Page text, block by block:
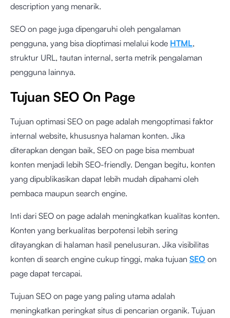
description yang menarik.
SEO on page juga dipengaruhi oleh pengalaman
pengguna, yang bisa dioptimasi melalui kode HTML,
struktur URL, tautan internal, serta metrik pengalaman
pengguna lainnya.
Tujuan SEO On Page
Tujuan optimasi SEO on page adalah mengoptimasi faktor
internal website, khususnya halaman konten. Jika
diterapkan dengan baik, SEO on page bisa membuat
konten menjadi lebih SEO-friendly. Dengan begitu, konten
yang dipublikasikan dapat lebih mudah dipahami oleh
pembaca maupun search engine.
Inti dari SEO on page adalah meningkatkan kualitas konten.
Konten yang berkualitas berpotensi lebih sering
ditayangkan di halaman hasil penelusuran. Jika visibilitas
konten di search engine cukup tinggi, maka tujuan SEO on
page dapat tercapai.
Tujuan SEO on page yang paling utama adalah
meningkatkan peringkat situs di pencarian organik. Tujuan